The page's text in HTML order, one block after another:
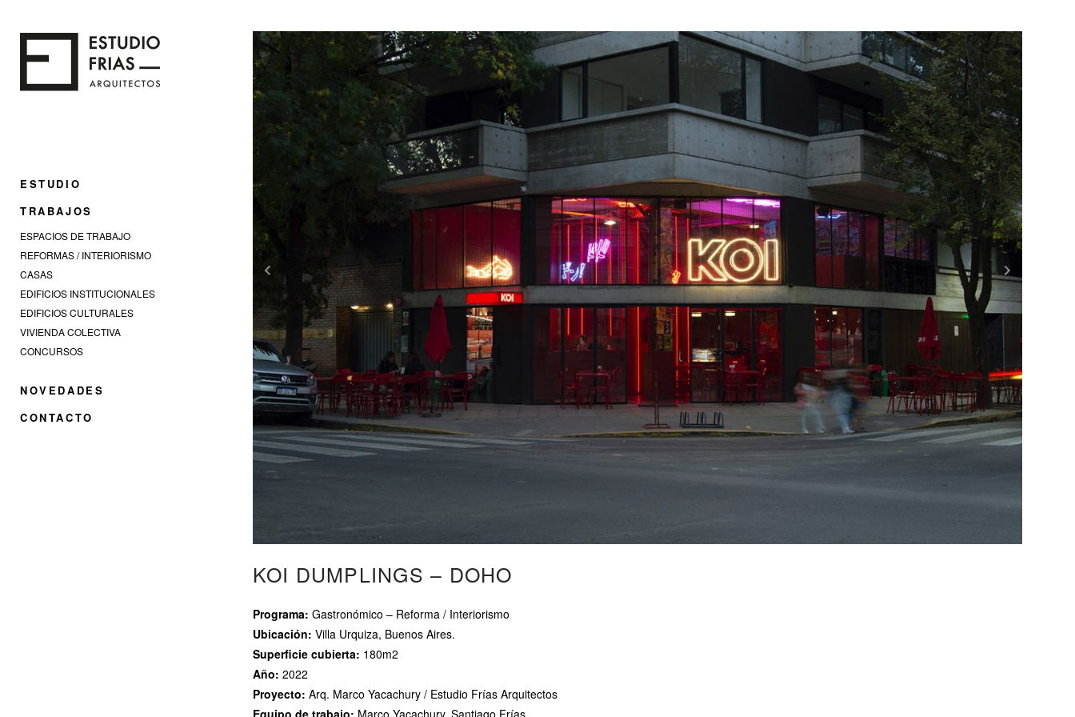
ESTUDIO
TRABAJOS
ESPACIOS DE TRABAJO
REFORMAS / INTERIORISMO
CASAS
EDIFICIOS INSTITUCIONALES
EDIFICIOS CULTURALES
VIVIENDA COLECTIVA
CONCURSOS
NOVEDADES
CONTACTO
KOI DUMPLINGS – DOHO
Programa: Gastronómico – Reforma / Interiorismo
Ubicación: Villa Urquiza, Buenos Aires.
Superficie cubierta: 180m2
Año: 2022
Proyecto: Arq. Marco Yacachury / Estudio Frías Arquitectos